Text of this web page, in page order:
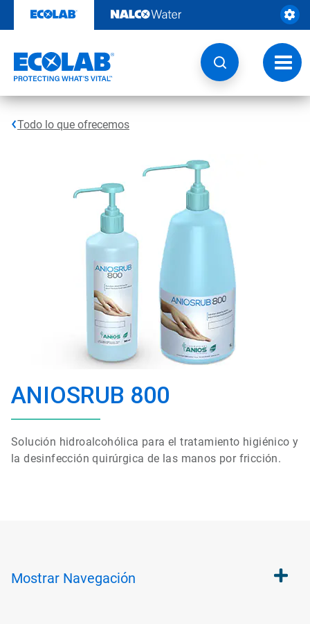
contenido
de
Todo lo que ofrecemos
ANIOSRUB 800
Solución hidroalcohólica para eltratamiento higiénico y
ladesinfección quirúrgica de las manos por fricción.
Mostrar Navegación